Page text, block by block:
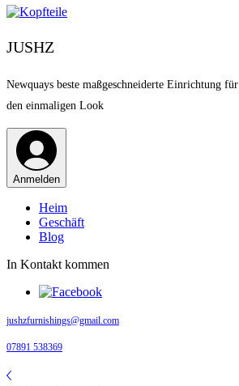
JUSHZ
Newquays beste maßgeschneiderte Einrichtung für
den einmaligen Look
Anmelden
Heim
Geschäft
Blog
In Kontakt kommen
jushzfurnishings@gmail.com
07891 538369